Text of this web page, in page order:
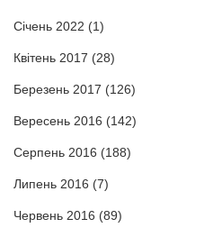
Січень 2022 (1)
Квітень 2017 (28)
Березень 2017 (126)
Вересень 2016 (142)
Серпень 2016 (188)
Липень 2016 (7)
Червень 2016 (89)